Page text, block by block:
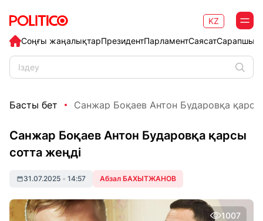
Соңғы жаңалықтарПрезидентПарламентСаясат
KZ
Басты бет Санжар Боқаев Антон Бударовқа қарсы
Санжар Боқаев Антон Бударовқа қарсы
сотта жеңді
31.07.2025 • 14:57 Абзал БАХЫТЖАНОВ
1007